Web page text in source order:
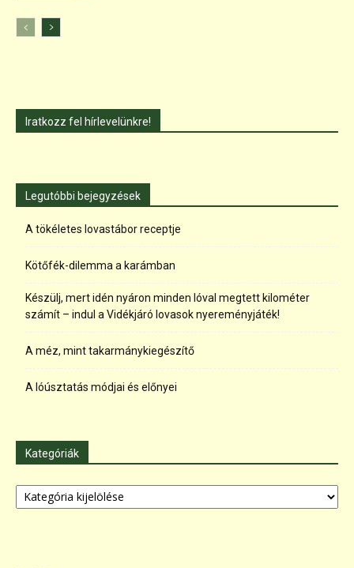
Iratkozz fel hírlevelünkre!
Legutóbbi bejegyzések
A tökéletes lovastábor receptje
Kötőfék-dilemma a karámban
Készülj, mert idén nyáron minden lóval megtett kilométer
számít – indul a Vidékjáró lovasok nyereményjáték!
A méz, mint takarmánykiegészítő
A lóúsztatás módjai és előnyei
Kategóriák
Kategóriák